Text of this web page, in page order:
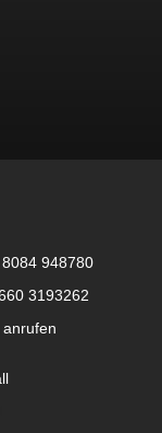
948780
3193262
anrufen